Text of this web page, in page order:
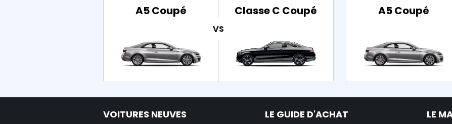
A5 Coupé Classe C Coupé A5 Coupé
VOITURES NEUVES LE GUIDE D'ACHAT LE